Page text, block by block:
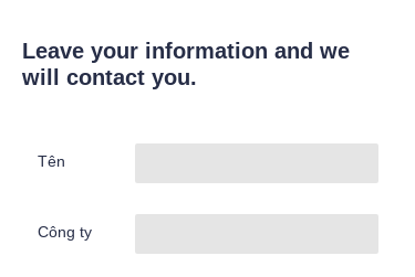
Leave your information and we
will contact you.
Tên
Công ty